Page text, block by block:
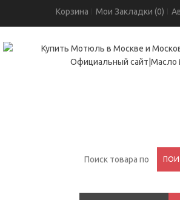
Корзина Мои Закладки (0)